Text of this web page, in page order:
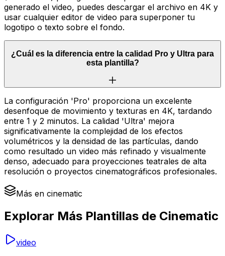
generado el video, puedes descargar el archivo en 4K y
usar cualquier editor de video para superponer tu
logotipo o texto sobre el fondo.
¿Cuál es la diferencia entre la calidad Pro y Ultra para
esta plantilla?
La configuración 'Pro' proporciona un excelente
desenfoque de movimiento y texturas en 4K, tardando
entre 1 y 2 minutos. La calidad 'Ultra' mejora
significativamente la complejidad de los efectos
volumétricos y la densidad de las partículas, dando
como resultado un video más refinado y visualmente
denso, adecuado para proyecciones teatrales de alta
resolución o proyectos cinematográficos profesionales.
Más en cinematic
Explorar Más Plantillas de Cinematic
video